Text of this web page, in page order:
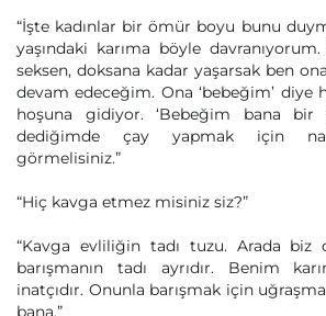
“İşte kadınlar bir ömür boyu bunu
yaşındaki karıma böyle
seksen, doksana kadar yaşarsak ben
devam edeceğim. Ona ‘bebeğim’
hoşuna gidiyor. ‘Bebeğim bana bir
dediğimde çay yapmak için
görmelisiniz.”
“Hiç kavga etmez misiniz siz?”
“Kavga evliliğin tadı tuzu. Arada biz
barışmanın tadı ayrıdır. Benim
inatçıdır. Onunla barışmak için
bana.”